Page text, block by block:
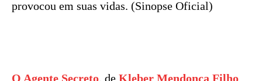
provocou em suas vidas. (Sinopse Oficial)
O Agente Secreto, de Kleber Mendonça Filho